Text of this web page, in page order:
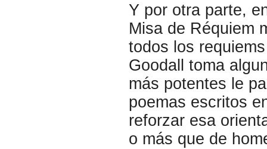
Y por otra parte,
Misa de Réquiem
todos los
Goodall toma
más potentes le
poemas escritos
reforzar esa
o más que de